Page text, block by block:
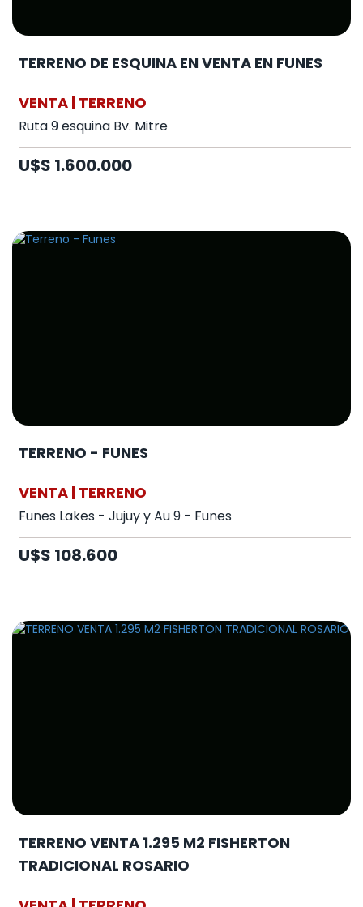
TERRENO DE ESQUINA EN VENTA EN FUNES
VENTA | TERRENO
Ruta 9 esquina Bv. Mitre
U$S 1.600.000
TERRENO - FUNES
VENTA | TERRENO
Funes Lakes - Jujuy y Au 9 - Funes
U$S 108.600
TERRENO VENTA 1.295 M2 FISHERTON
TRADICIONAL ROSARIO